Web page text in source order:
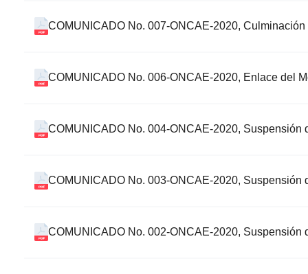
COMUNICADO No. 007-ONCAE-2020,
COMUNICADO No. 006-ONCAE-2020, Enlace del
COMUNICADO No. 004-ONCAE-2020, Suspensión
COMUNICADO No. 003-ONCAE-2020,
COMUNICADO No. 002-ONCAE-2020,